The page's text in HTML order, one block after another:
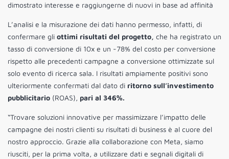
dimostrato interesse e raggiungerne di nuovi in base ad affinità
L’analisi e la misurazione dei dati hanno permesso, infatti, di
confermare gli ottimi risultati del progetto, che ha registrato un
tasso di conversione di 10x e un -78% del costo per conversione
rispetto alle precedenti campagne a conversione ottimizzate sul
solo evento di ricerca sala. I risultati ampiamente positivi sono
ulteriormente confermati dal dato di ritorno sull’investimento
pubblicitario (ROAS), pari al 346%.
“Trovare soluzioni innovative per massimizzare l’impatto delle
campagne dei nostri clienti su risultati di business è al cuore del
nostro approccio. Grazie alla collaborazione con Meta, siamo
riusciti, per la prima volta, a utilizzare dati e segnali digitali di